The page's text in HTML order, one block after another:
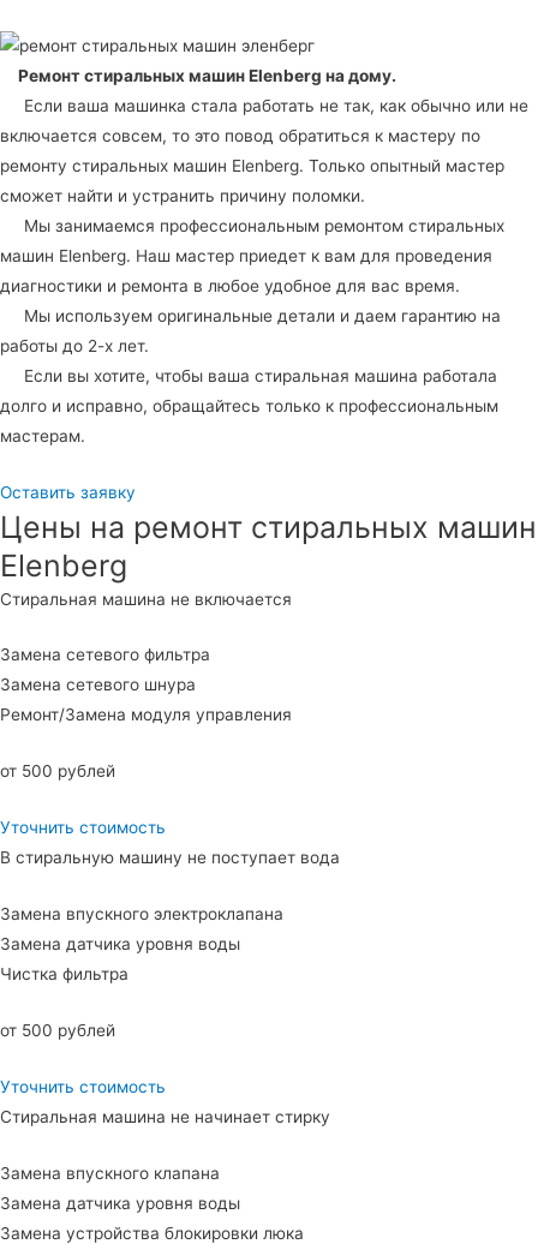
Ремонт стиральных машин Elenberg на дому.
Если ваша машинка стала работать не так, как обычно или не
включается совсем, то это повод обратиться к мастеру по
ремонту стиральных машин Elenberg. Только опытный мастер
сможет найти и устранить причину поломки.
Мы занимаемся профессиональным ремонтом стиральных
машин Elenberg. Наш мастер приедет к вам для проведения
диагностики и ремонта в любое удобное для вас время.
Мы используем оригинальные детали и даем гарантию на
работы до 2-х лет.
Если вы хотите, чтобы ваша стиральная машина работала
долго и исправно, обращайтесь только к профессиональным
мастерам.
Оставить заявку
Цены на ремонт стиральных машин
Elenberg
Стиральная машина не включается
Замена сетевого фильтра
Замена сетевого шнура
Ремонт/Замена модуля управления
от 500 рублей
Уточнить стоимость
В стиральную машину не поступает вода
Замена впускного электроклапана
Замена датчика уровня воды
Чистка фильтра
от 500 рублей
Уточнить стоимость
Стиральная машина не начинает стирку
Замена впускного клапана
Замена датчика уровня воды
Замена устройства блокировки люка